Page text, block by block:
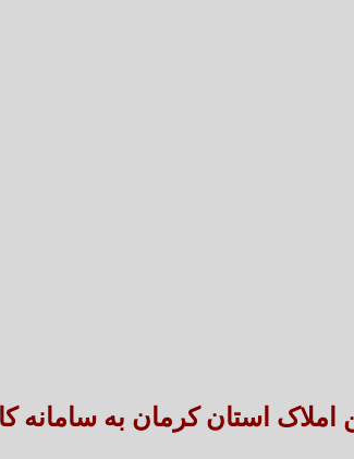
تعارض قوانین؛ مانع پنهان سنددار
طنین شعر
املاک استان کرمان به